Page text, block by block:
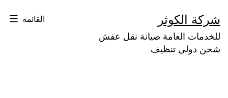
إلى
المحتوى
شركة الكوثر
للخدمات العامة صيانة نقل عفش
شحن دولي تنظيف
القائمة